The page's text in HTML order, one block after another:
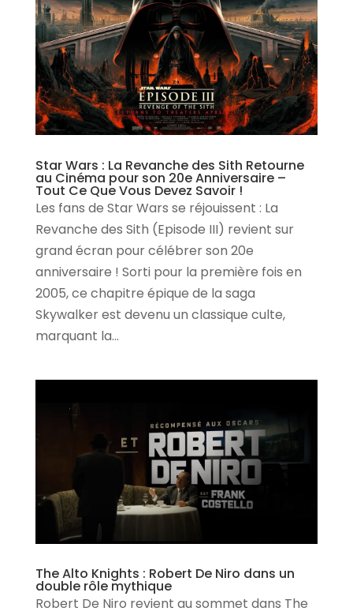
Star Wars : La Revanche des Sith Retourne
au Cinéma pour son 20e Anniversaire –
Tout Ce Que Vous Devez Savoir !
Les fans de Star Wars se réjouissent : La
Revanche des Sith (Episode III) revient sur
grand écran pour célébrer son 20e
anniversaire ! Sorti pour la première fois en
2005, ce chapitre épique de la saga
Skywalker est devenu un classique culte,
marquant la...
The Alto Knights : Robert De Niro dans un
double rôle mythique
Robert De Niro revient au sommet dans The